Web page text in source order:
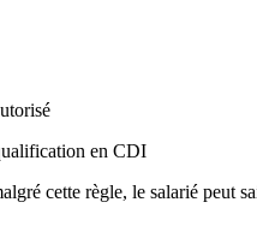
en CDI
cette règle, le salarié peut